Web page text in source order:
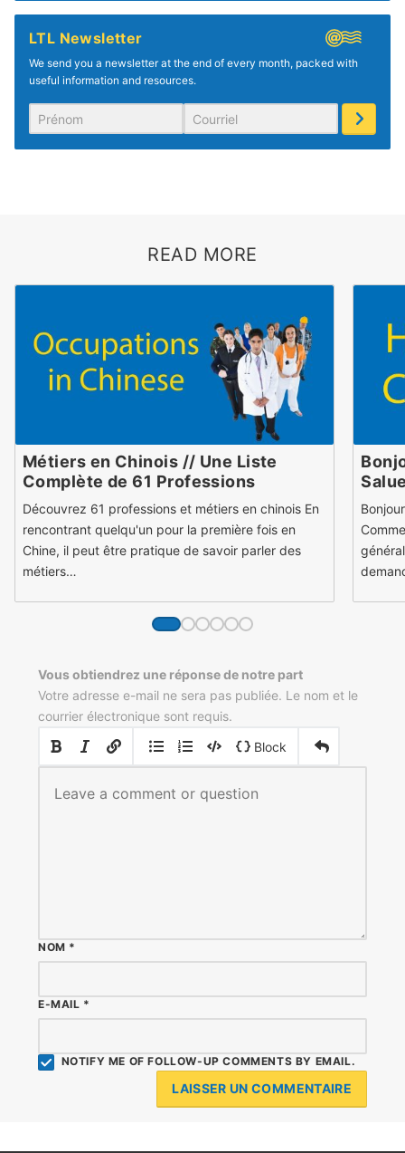
LTL Newsletter
We send you a newsletter at the end of every month, packed with
useful information and resources.
READ MORE
Métiers en Chinois // Une Liste
Complète de 61 Professions
Découvrez 61 professions et métiers en chinois En
rencontrant quelqu'un pour la première fois en
Chine, il peut être pratique de savoir parler des
métiers…
Vous obtiendrez une réponse de notre part
Votre adresse e-mail ne sera pas publiée. Le nom et le
courrier électronique sont requis.
Block
NOTIFY ME OF FOLLOW-UP COMMENTS BY EMAIL.
NOM *
E-MAIL *